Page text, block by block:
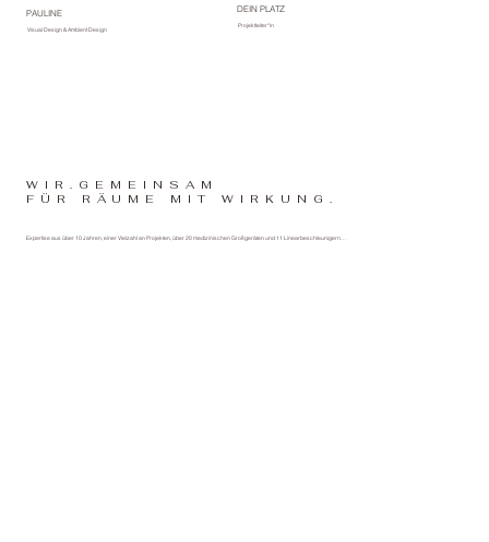
PAULINE
Visual Design & Ambient Design
DEIN PLATZ
Projektleiter*in
WIR.GEMEINSAM
FÜR RÄUME MIT WIRKUNG.
Expertise aus über 10 Jahren, einer Vielzahl an Projekten, über 20 medizinischen Großgeräten und 11 Linearbeschleunigern…